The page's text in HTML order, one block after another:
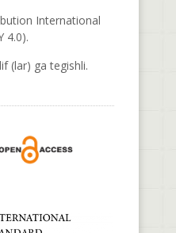
International
4.0).
(lar) ga tegishli.